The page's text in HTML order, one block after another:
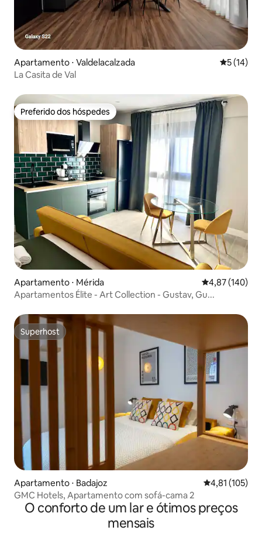
Apartamento ⋅ Valdelacalzada 5 de uma
5 (14)
La Casita de Val
Preferido dos hóspedes
Preferido dos hóspedes
Apartamento ⋅ Mérida 4,87 de uma
4,87 (140)
Apartamentos Élite - Art Collection - Gustav, Gu...
Superhost
Superhost
Apartamento ⋅ Badajoz 4,81 de uma
4,81 (105)
GMC Hotels, Apartamento com sofá-cama 2
O conforto de um lar e ótimos preços
mensais